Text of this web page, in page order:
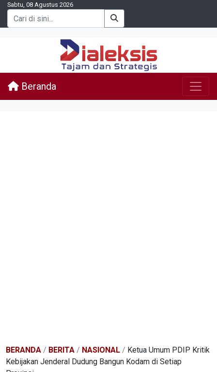
Sabtu, 08 Agustus 2026
Beranda
BERANDA / BERITA / NASIONAL / Ketua Umum PDIP Kritik
Kebijakan Jenderal Dudung Bangun Kodam di Setiap